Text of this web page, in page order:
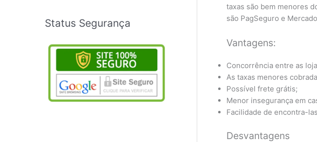
Status Segurança
taxas são bem menores
são PagSeguro e
Vantagens:
Concorrência entre as
As taxas menores
Possível frete grátis;
Menor insegurança em
Facilidade de encontra-
Desvantagens